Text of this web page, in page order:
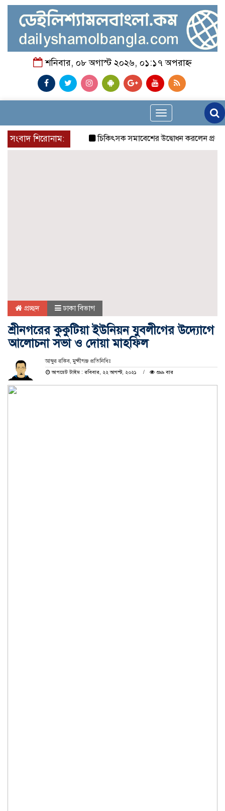
শনিবার, ০৮ অগাস্ট ২০২৬, ০১:১৭ অপরাহ্ন
Toggle
navigation
সংবাদ শিরোনাম:
চিকিৎসক সমাবেশের উদ্বোধন করলেন প্রধানমন্ত্রী
প্রচ্ছদ ঢাকা বিভাগ
শ্রীনগরের কুকুটিয়া ইউনিয়ন যুবলীগের উদ্যোগে
আলোচনা সভা ও দোয়া মাহফিল
আব্দুর রকিব, মুন্সীগঞ্জ প্রতিনিধিঃ
আপডেট টাইম : রবিবার, ২২ আগস্ট, ২০২১
৩৯৯ বার